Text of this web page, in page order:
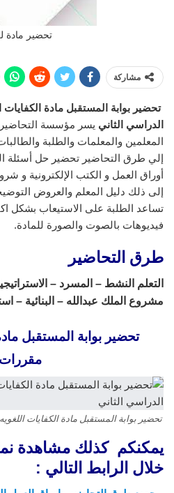
تحضير مادة
مشاركة
تحضير بوابة المستقبل مادة الكفايات اللغويه
الدراسي الثاني يسر مؤسسة التحاضير
المعلمين والمعلمات والطلبة
إلي طرق التحاضير تحضير حل أسئلة
أوراق العمل و الكتب الإلكترونية و
إلى ذلك دليل المعلم والعروض
تساعد الطلبة على الاستيعاب بشكل
فيديوهات بالصوت والصورة للمادة.
طرق التحاضير
التعلم النشط – المسرد –
مشروع الملك عبدالله – البنائية –
مقررات
تحضير بوابة المستقبل مادة الكفايات اللغويه 5 مقررات الفصل الدراسي الثاني
يمكنكم كذلك مشاهدة
خلال الرابط التالي :